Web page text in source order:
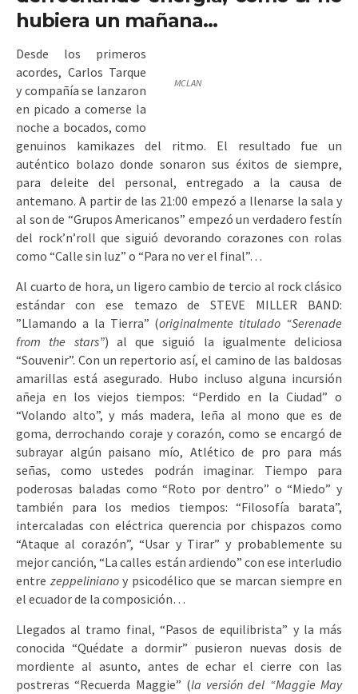
hubiera un mañana…
MCLAN
Desde los primeros
acordes, Carlos Tarque
y compañía se lanzaron
en picado a comerse la
noche a bocados, como
genuinos kamikazes del ritmo. El resultado fue un
auténtico bolazo donde sonaron sus éxitos de siempre,
para deleite del personal, entregado a la causa de
antemano. A partir de las 21:00 empezó a llenarse la sala y
al son de “Grupos Americanos” empezó un verdadero festín
del rock’n’roll que siguió devorando corazones con rolas
como “Calle sin luz” o “Para no ver el final”…
Al cuarto de hora, un ligero cambio de tercio al rock clásico
estándar con ese temazo de STEVE MILLER BAND:
”Llamando a la Tierra” (originalmente titulado “Serenade
from the stars”) al que siguió la igualmente deliciosa
“Souvenir”. Con un repertorio así, el camino de las baldosas
amarillas está asegurado. Hubo incluso alguna incursión
añeja en los viejos tiempos: “Perdido en la Ciudad” o
“Volando alto”, y más madera, leña al mono que es de
goma, derrochando coraje y corazón, como se encargó de
subrayar algún paisano mío, Atlético de pro para más
señas, como ustedes podrán imaginar. Tiempo para
poderosas baladas como “Roto por dentro” o “Miedo” y
también para los medios tiempos: “Filosofía barata”,
intercaladas con eléctrica querencia por chispazos como
“Ataque al corazón”, “Usar y Tirar” y probablemente su
mejor canción, “La calles están ardiendo” con ese interludio
entre zeppelinianoy psicodélico que se marcan siempre en
el ecuador de la composición…
Llegados al tramo final, “Pasos de equilibrista” y la más
conocida “Quédate a dormir” pusieron nuevas dosis de
mordiente al asunto, antes de echar el cierre con las
postreras “Recuerda Maggie” (la versión del “Maggie May